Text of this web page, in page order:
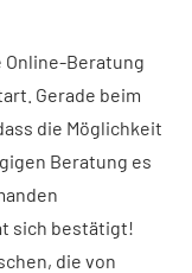
Online-Beratung
Gerade beim
die Möglichkeit
Beratung es
sich bestätigt!
die von